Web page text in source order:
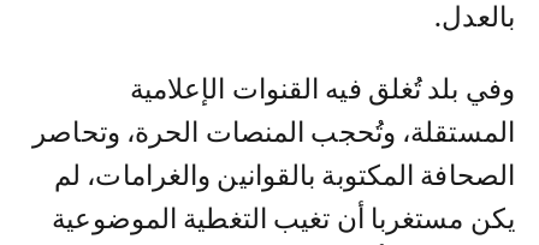
بالعدل.
وفي بلد تُغلق فيه القنوات الإعلامية
المستقلة، وتُحجب المنصات الحرة، وتحاصر
الصحافة المكتوبة بالقوانين والغرامات، لم
يكن مستغربا أن تغيب التغطية الموضوعية